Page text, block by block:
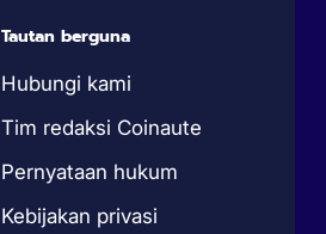
Tautan berguna
Hubungi kami
Tim redaksi Coinaute
Pernyataan hukum
Kebijakan privasi